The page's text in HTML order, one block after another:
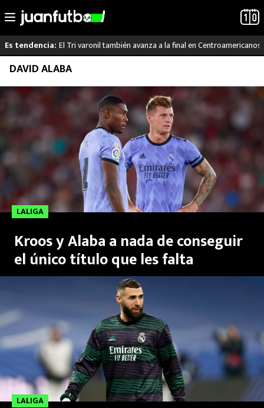
Saltar
contenido
Es tendencia: El Tri varonil también avanza a la final en Centroamericanos
LO ÚLTIMO
LIGA MX
RAYADOS
PUMAS
ATLANTE
SELECCIÓN MEXICANA
FUTBOL INTERNACIONAL
MEXICANOS EN EL EXTRANJERO
FÓRMULA 1
BOXEO
LIGA MX
DAVID ALABA
LALIGA
Kroos y Alaba a nada de conseguir
el único título que les falta
LALIGA